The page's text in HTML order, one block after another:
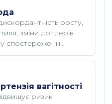
росту,
зміни доплерів
спостереженні.
вагітності
ризик